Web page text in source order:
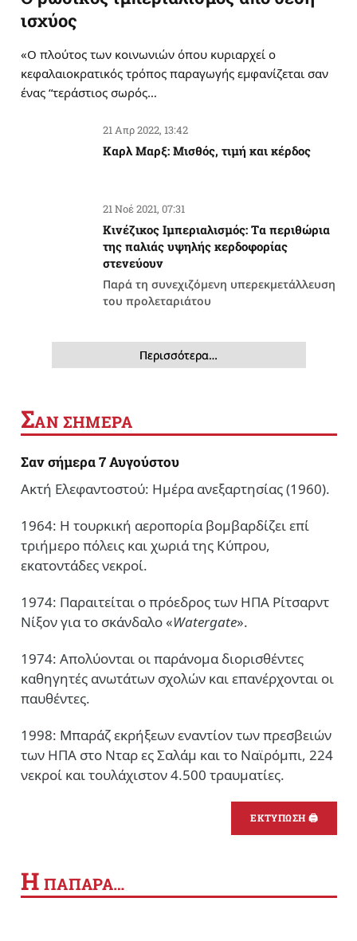
ισχύος
«Ο πλούτος των κοινωνιών όπου κυριαρχεί ο
κεφαλαιοκρατικός τρόπος παραγωγής εμφανίζεται σαν
ένας “τεράστιος σωρός…
21 Απρ 2022, 13:42
Καρλ Μαρξ: Μισθός, τιμή και κέρδος
21 Νοέ 2021, 07:31
Κινέζικος Ιμπεριαλισμός: Tα περιθώρια
της παλιάς υψηλής κερδοφορίας
στενεύουν
Παρά τη συνεχιζόμενη υπερεκμετάλλευση
του προλεταριάτου
Περισσότερα…
ΣΑΝ ΣΗΜΕΡΑ
Σαν σήμερα 7 Αυγούστου
Ακτή Ελεφαντοστού: Ημέρα ανεξαρτησίας (1960).
1964: Η τουρκική αεροπορία βομβαρδίζει επί
τριήμερο πόλεις και χωριά της Κύπρου,
εκατοντάδες νεκροί.
1974: Παραιτείται ο πρόεδρος των ΗΠΑ Ρίτσαρντ
Νίξον για το σκάνδαλο «Watergate».
1974: Απολύονται οι παράνομα διορισθέντες
καθηγητές ανωτάτων σχολών και επανέρχονται οι
παυθέντες.
1998: Μπαράζ εκρήξεων εναντίον των πρεσβειών
των ΗΠΑ στο Νταρ ες Σαλάμ και το Ναϊρόμπι, 224
νεκροί και τουλάχιστον 4.500 τραυματίες.
ΕΚΤΥΠΩΣΗ 🖨
Η ΠΑΠΑΡΑ…